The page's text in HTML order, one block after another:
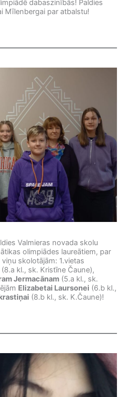
dabaszinībās! Paldies
Mīlenbergai par atbalstu!
Valmieras novada skolu
olimpiādes laureātiem, par
skolotājām: 1.vietas
(8.a kl., sk. Kristīne Čaune),
Jermacānam (5.a kl., sk.
Elizabetai Laursonei (6.b kl.,
(8.b kl., sk. K.Čaune)!